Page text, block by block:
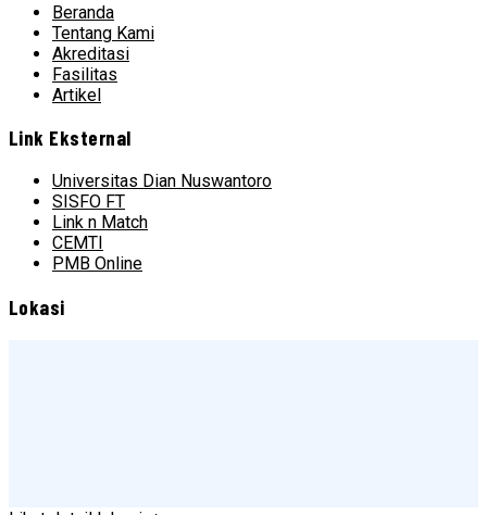
Beranda
Tentang Kami
Akreditasi
Fasilitas
Artikel
Link Eksternal
Universitas Dian Nuswantoro
SISFO FT
Link n Match
CEMTI
PMB Online
Lokasi